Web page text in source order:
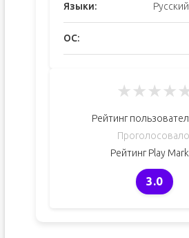
Языки:
ОС:
★★★★
Рейтинг
Рейтинг Play
3.0